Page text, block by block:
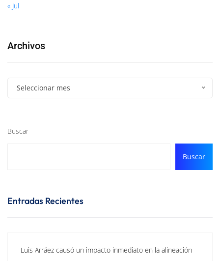
« Jul
Archivos
Seleccionar mes
Buscar
Buscar
Entradas Recientes
Luis Arráez causó un impacto inmediato en la alineación